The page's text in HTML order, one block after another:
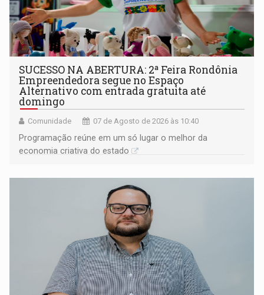
SUCESSO NA ABERTURA: 2ª Feira Rondônia
Empreendedora segue no Espaço
Alternativo com entrada gratuita até
domingo
Comunidade 07 de Agosto de 2026 às 10:40
Programação reúne em um só lugar o melhor da
economia criativa do estado